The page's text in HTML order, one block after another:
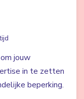
jouw
in te zetten
beperking.